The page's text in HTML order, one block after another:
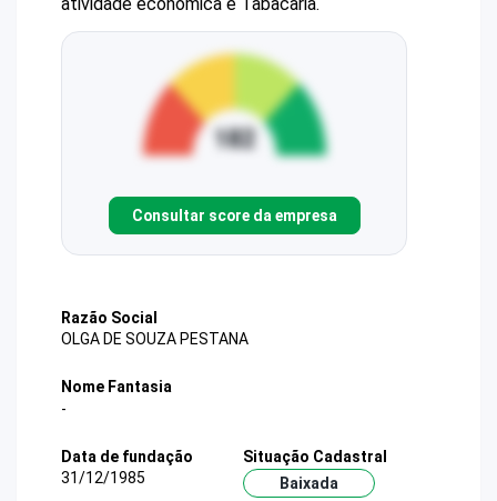
Consultar score da empresa
Razão Social
OLGA DE SOUZA PESTANA
Nome Fantasia
-
Data de fundação
31/12/1985
Situação Cadastral
Baixada